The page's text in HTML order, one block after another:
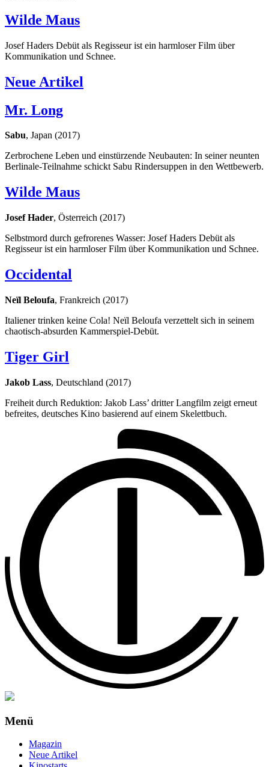
Wilde Maus
Josef Haders Debüt als Regisseur ist ein harmloser Film über
Kommunikation und Schnee.
Neue Artikel
Mr. Long
Sabu, Japan (2017)
Zerbrochene Leben und einstürzende Neubauten: In seiner neunten
Berlinale-Teilnahme schickt Sabu Rindersuppen in den Wettbewerb.
Wilde Maus
Josef Hader, Österreich (2017)
Selbstmord durch gefrorenes Wasser: Josef Haders Debüt als
Regisseur ist ein harmloser Film über Kommunikation und Schnee.
Occidental
Neïl Beloufa, Frankreich (2017)
Italiener trinken keine Cola! Neïl Beloufa verzettelt sich in seinem
chaotisch-absurden Kammerspiel-Debüt.
Tiger Girl
Jakob Lass, Deutschland (2017)
Freiheit durch Reduktion: Jakob Lass’ dritter Langfilm zeigt erneut
befreites, deutsches Kino basierend auf einem Skelettbuch.
Menü
Magazin
Neue Artikel